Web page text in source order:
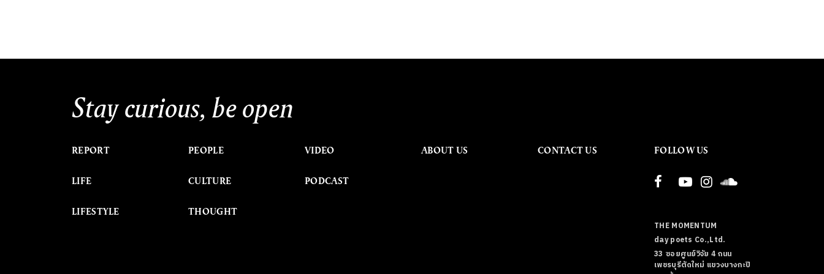
Stay curious, be open
REPORT
LIFE
LIFESTYLE
PEOPLE
CULTURE
THOUGHT
VIDEO
PODCAST
ABOUT US CONTACT US FOLLOW US
THE MOMENTUM
day poets Co.,Ltd.
33 ซอยศูนย์วิจัย 4 ถนน
เพชรบุรีตัดใหม่ แขวงบางกะปิ